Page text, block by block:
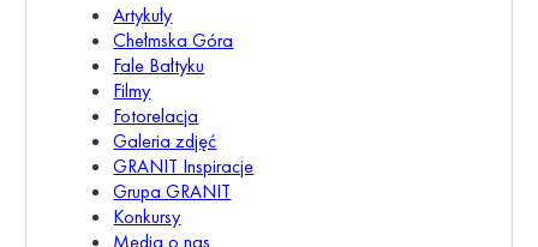
Artykuły
Chełmska Góra
Fale Bałtyku
Filmy
Fotorelacja
Galeria zdjęć
GRANIT Inspiracje
Grupa GRANIT
Konkursy
Media o nas